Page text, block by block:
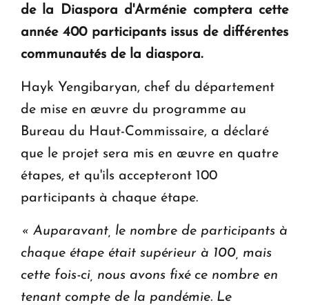
en Arménie
Le premier hôtel Hyatt Regency d'Arménie
de la Diaspora d'Arménie comptera cette
année 400 participants issus de différentes
communautés de la diaspora.
Hayk Yengibaryan, chef du département
de mise en œuvre du programme au
Bureau du Haut-Commissaire, a déclaré
que le projet sera mis en œuvre en quatre
étapes, et qu'ils accepteront 100
participants à chaque étape.
« Auparavant, le nombre de participants à
chaque étape était supérieur à 100, mais
cette fois-ci, nous avons fixé ce nombre en
tenant compte de la pandémie. Le